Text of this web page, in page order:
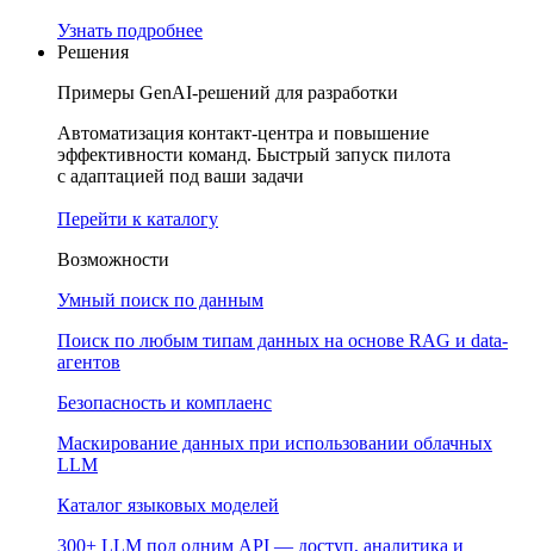
Узнать подробнее
Решения
Примеры GenAI-решений для разработки
Автоматизация контакт-центра и повышение
эффективности команд. Быстрый запуск пилота
с адаптацией под ваши задачи
Перейти к каталогу
Возможности
Умный поиск по данным
Поиск по любым типам данных на основе RAG и data-
агентов
Безопасность и комплаенс
Маскирование данных при использовании облачных
LLM
Каталог языковых моделей
300+ LLM под одним API — доступ, аналитика и